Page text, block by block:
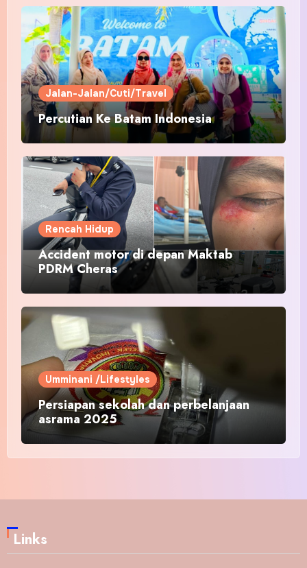
Jalan-Jalan/Cuti/Travel
Percutian Ke Batam Indonesia
Rencah Hidup
Accident motor di depan Maktab
PDRM Cheras
Umminani /Lifestyles
Persiapan sekolah dan perbelanjaan
asrama 2025
Links